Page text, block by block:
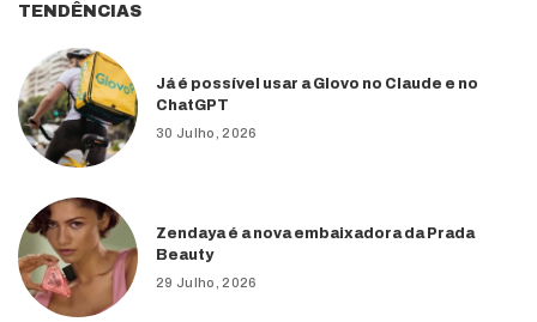
TENDÊNCIAS
Já é possível usar a Glovo no Claude e no
ChatGPT
30 Julho, 2026
Zendaya é a nova embaixadora da Prada
Beauty
29 Julho, 2026